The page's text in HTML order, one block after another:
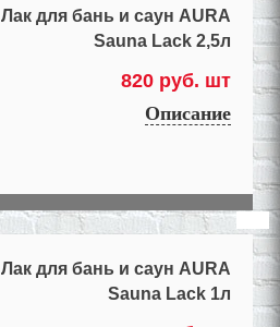
Лак для бань и саун AURA
Sauna Lack 2,5л
820 руб. шт
Описание
Лак для бань и саун AURA
Sauna Lack 1л